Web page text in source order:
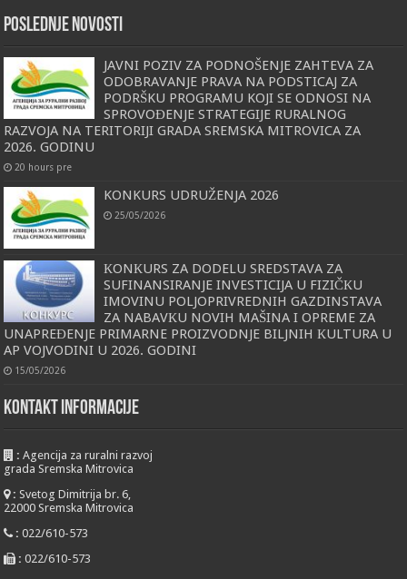
POSLEDNJE NOVOSTI
JAVNI POZIV ZA PODNOŠENJE ZAHTEVA ZA
ODOBRAVANJE PRAVA NA PODSTICAJ ZA
PODRŠKU PROGRAMU KOJI SE ODNOSI NA
SPROVOĐENJE STRATEGIJE RURALNOG
RAZVOJA NA TERITORIJI GRADA SREMSKA MITROVICA ZA
2026. GODINU
20 hours pre
KONKURS UDRUŽENJA 2026
25/05/2026
КONКURS ZA DODELU SREDSTAVA ZA
SUFINANSIRANJE INVESTICIJA U FIZIČКU
IMOVINU POLJOPRIVREDNIH GAZDINSTAVA
ZA NABAVКU NOVIH MAŠINA I OPREME ZA
UNAPREĐENJE PRIMARNE PROIZVODNJE BILJNIH КULTURA U
AP VOJVODINI U 2026. GODINI
15/05/2026
KONTAKT INFORMACIJE
:Agencija za ruralni razvoj
grada Sremska Mitrovica
: Svetog Dimitrija br. 6,
22000 Sremska Mitrovica
:022/610-573
:022/610-573